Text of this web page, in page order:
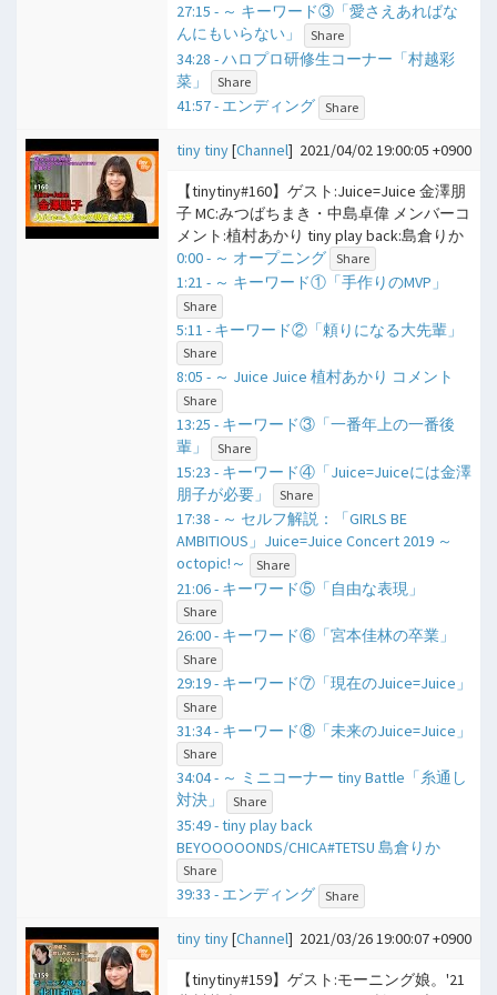
27:15 - ​～ キーワード③「愛さえあればな
んにもいらない」
Share
34:28 - ハロプロ研修生コーナー「村越彩
菜」
Share
41:57 - エンディング Share
tiny tiny[Channel] 2021/04/02 19:00:05 +0900
【tinytiny#160】ゲスト:Juice=Juice 金澤朋
子 MC:みつばちまき・中島卓偉 メンバーコ
メント:植村あかり tiny play back:島倉りか
0:00 - ​～ オープニング Share
1:21 - ​～ キーワード①「手作りのMVP」
Share
5:11 - キーワード②「頼りになる大先輩」
Share
8:05 - ​～ Juice Juice 植村あかり コメント
Share
13:25 - キーワード③「一番年上の一番後
輩」
Share
15:23 - キーワード④「Juice=Juiceには金澤
朋子が必要」
Share
17:38 - ​～ セルフ解説：「GIRLS BE
AMBITIOUS」Juice=Juice Concert 2019 ～
octopic!～
Share
21:06 - キーワード⑤「自由な表現」
Share
26:00 - キーワード⑥「宮本佳林の卒業」
Share
29:19 - キーワード⑦「現在のJuice=Juice」
Share
31:34 - キーワード⑧「未来のJuice=Juice」
Share
34:04 - ​～ ミニコーナー tiny Battle「糸通し
対決」
Share
35:49 - tiny play back
BEYOOOOONDS/CHICA#TETSU 島倉りか
Share
39:33 - エンディング Share
tiny tiny[Channel] 2021/03/26 19:00:07 +0900
【tinytiny#159】ゲスト:モーニング娘。'21